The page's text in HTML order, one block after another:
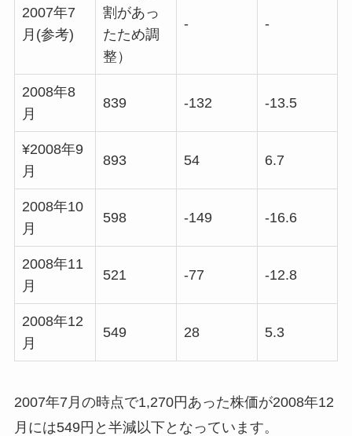
2007年7
月(参考)
割があっ
たため調
整）
- -
2008年8
月
839 -132 -13.5
¥2008年9
月
893 54 6.7
2008年10
月
598 -149 -16.6
2008年11
月
521 -77 -12.8
2008年12
月
549 28 5.3
2007年7月の時点で1,270円あった株価が2008年12
月には549円と半減以下となっています。